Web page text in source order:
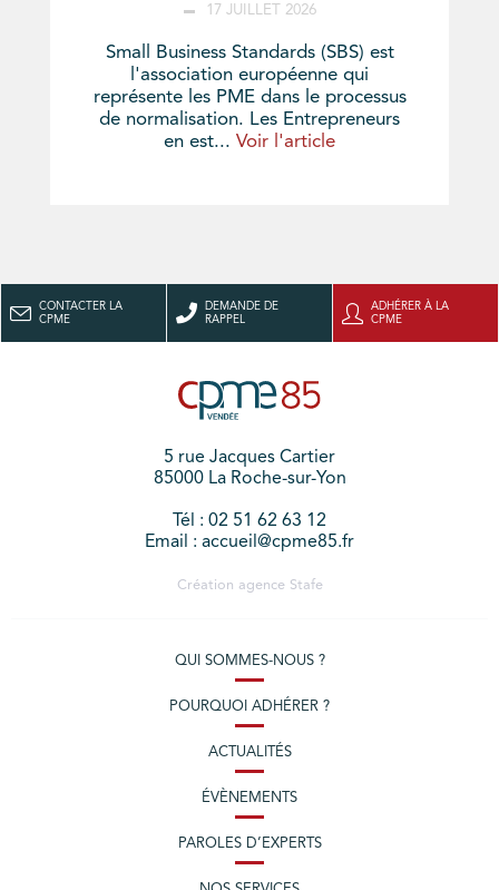
17 JUILLET 2026
Small Business Standards (SBS) est
l'association européenne qui
représente les PME dans le processus
de normalisation. Les Entrepreneurs
en est... Voir l'article
CONTACTER LA
CPME
DEMANDE DE
RAPPEL
ADHÉRER À LA
CPME
5 rue Jacques Cartier
85000 La Roche-sur-Yon
Tél : 02 51 62 63 12
Email : accueil@cpme85.fr
Création agence Stafe
QUI SOMMES-NOUS ?
POURQUOI ADHÉRER ?
ACTUALITÉS
ÉVÈNEMENTS
PAROLES D’EXPERTS